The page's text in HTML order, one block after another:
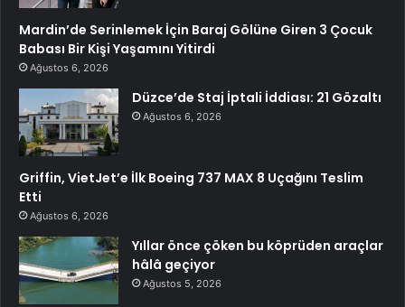
Mardin’de Serinlemek İçin Baraj Gölüne Giren 3 Çocuk
Babası Bir Kişi Yaşamını Yitirdi
Ağustos 6, 2026
Düzce’de Staj İptali İddiası: 21 Gözaltı
Ağustos 6, 2026
Griffin, VietJet’e İlk Boeing 737 MAX 8 Uçağını Teslim
Etti
Ağustos 6, 2026
Yıllar önce çöken bu köprüden araçlar
hâlâ geçiyor
Ağustos 5, 2026